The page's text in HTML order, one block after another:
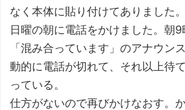
なく本体に貼り付けてありました。
日曜の朝に電話をかけました。朝9
「混み合っています」のアナウン
動的に電話が切れて、それ以上待
っている。
仕方がないので再びかけなおす。